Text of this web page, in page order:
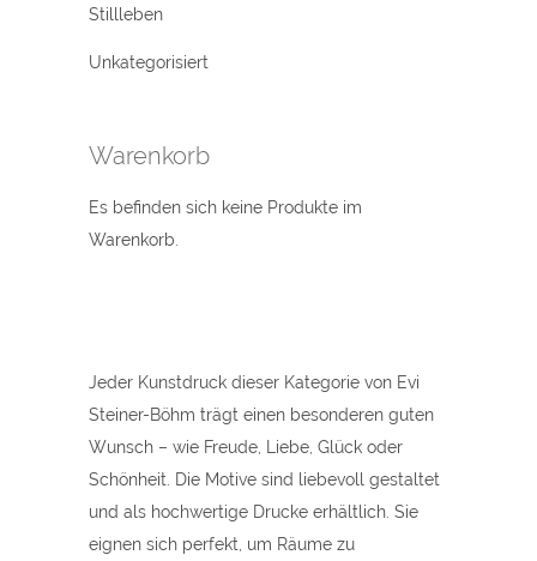
Stillleben
Unkategorisiert
Warenkorb
Es befinden sich keine Produkte im
Warenkorb.
Jeder Kunstdruck dieser Kategorie von Evi
Steiner-Böhm trägt einen besonderen guten
Wunsch – wie Freude, Liebe, Glück oder
Schönheit. Die Motive sind liebevoll gestaltet
und als hochwertige Drucke erhältlich. Sie
eignen sich perfekt, um Räume zu